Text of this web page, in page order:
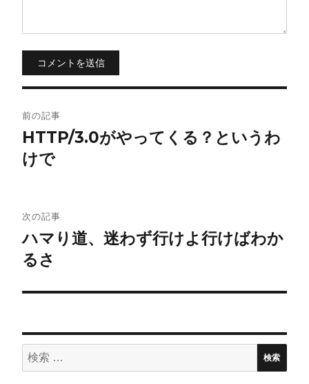
コメントを送信
稿
ナ
ゲ
ー
ン
前の記事
HTTP/3.0がやってくる？というわ
けで
次の記事
ハマり道、迷わず行けよ行けばわか
るさ
検
検索